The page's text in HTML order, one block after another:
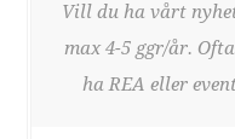
Vill du ha vårt
max 4-5 ggr/år.
ha REA eller